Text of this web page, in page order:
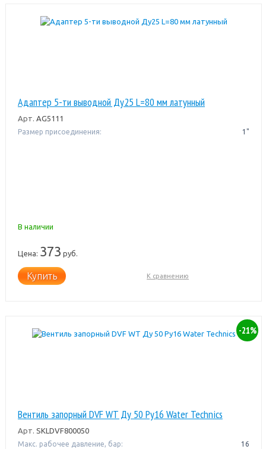
Адаптер 5-ти выводной Ду25 L=80 мм латунный
Арт. AG5111
Размер присоединения: 1"
В наличии
Цена: 373 руб.
Купить К сравнению
-21%
Вентиль запорный DVF WT Ду 50 Pу16 Water Technics
Арт. SKLDVF800050
Макс. рабочее давление, бар:
16